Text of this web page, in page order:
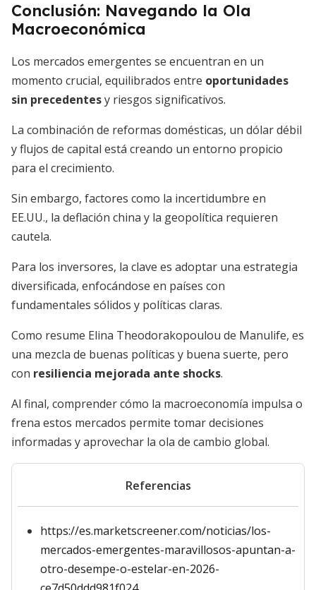
Conclusión: Navegando la Ola
Macroeconómica
Los mercados emergentes se encuentran en un
momento crucial, equilibrados entre oportunidades
sin precedentesy riesgos significativos.
La combinación de reformas domésticas, un dólar débil
y flujos de capital está creando un entorno propicio
para el crecimiento.
Sin embargo, factores como la incertidumbre en
EE.UU., la deflación china y la geopolítica requieren
cautela.
Para los inversores, la clave es adoptar una estrategia
diversificada, enfocándose en países con
fundamentales sólidos y políticas claras.
Como resume Elina Theodorakopoulou de Manulife, es
una mezcla de buenas políticas y buena suerte, pero
con resiliencia mejorada ante shocks.
Al final, comprender cómo la macroeconomía impulsa o
frena estos mercados permite tomar decisiones
informadas y aprovechar la ola de cambio global.
Referencias
https://es.marketscreener.com/noticias/los-
mercados-emergentes-maravillosos-apuntan-a-
otro-desempe-o-estelar-en-2026-